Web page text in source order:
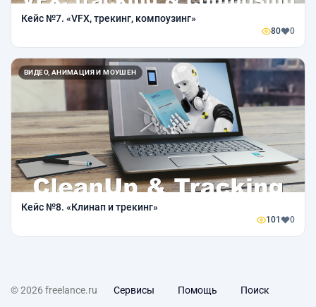
Кейс №7. «VFX, трекинг, компоузинг»
80 0
ВИДЕО, АНИМАЦИЯ И МОУШЕН
Кейс №8. «Клинап и трекинг»
101 0
© 2026 freelance.ru Сервисы Помощь Поиск